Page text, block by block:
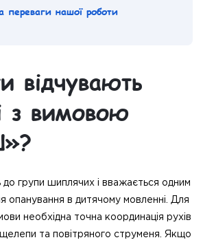
переваги нашої роботи
відчувають
з вимовою
групи шиплячих і вважається одним
опанування в дитячому мовленні. Для
необхідна точна координація рухів
щелепи та повітряного струменя. Якщо